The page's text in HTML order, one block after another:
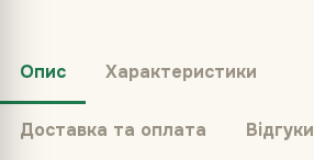
Опис Характеристики
Доставка та оплата Відгуки